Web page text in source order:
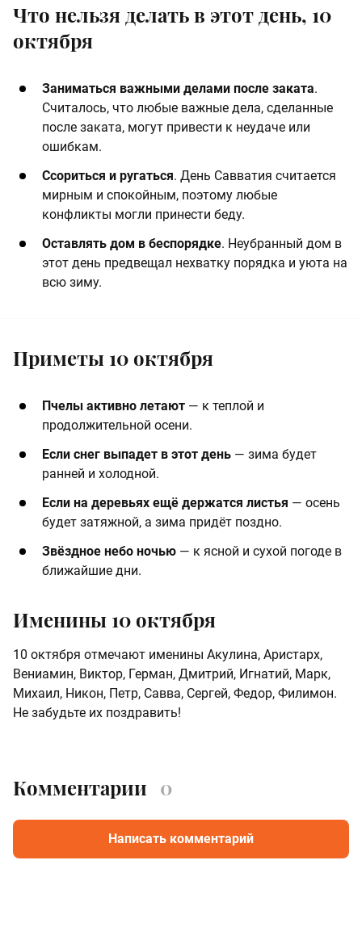
Что нельзя делать в этот день, 10
октября
Заниматься важными делами после заката.
Считалось, что любые важные дела, сделанные
после заката, могут привести к неудаче или
ошибкам.
Ссориться и ругаться. День Савватия считается
мирным и спокойным, поэтому любые
конфликты могли принести беду.
Оставлять дом в беспорядке. Неубранный дом в
этот день предвещал нехватку порядка и уюта на
всю зиму.
Приметы 10 октября
Пчелы активно летают — к теплой и
продолжительной осени.
Если снег выпадет в этот день — зима будет
ранней и холодной.
Если на деревьях ещё держатся листья — осень
будет затяжной, а зима придёт поздно.
Звёздное небо ночью — к ясной и сухой погоде в
ближайшие дни.
Именины 10 октября
10 октября отмечают именины Акулина, Аристарх,
Вениамин, Виктор, Герман, Дмитрий, Игнатий, Марк,
Михаил, Никон, Петр, Савва, Сергей, Федор, Филимон.
Не забудьте их поздравить!
Комментарии 0
Написать комментарий